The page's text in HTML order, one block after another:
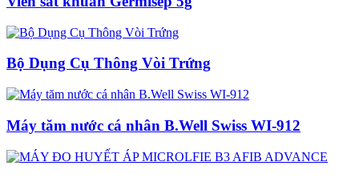
Bộ Dụng Cụ Thông Vòi Trứng
Máy tăm nước cá nhân B.Well Swiss WI-912